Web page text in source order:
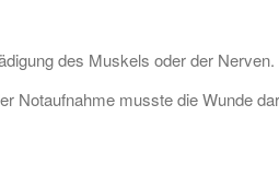
des Muskels oder der Nerven.
Notaufnahme musste die Wunde